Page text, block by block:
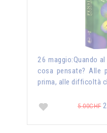
26 maggio:Quando
cosa pensate? Alle
prima, alle difficoltà
5.00CHF